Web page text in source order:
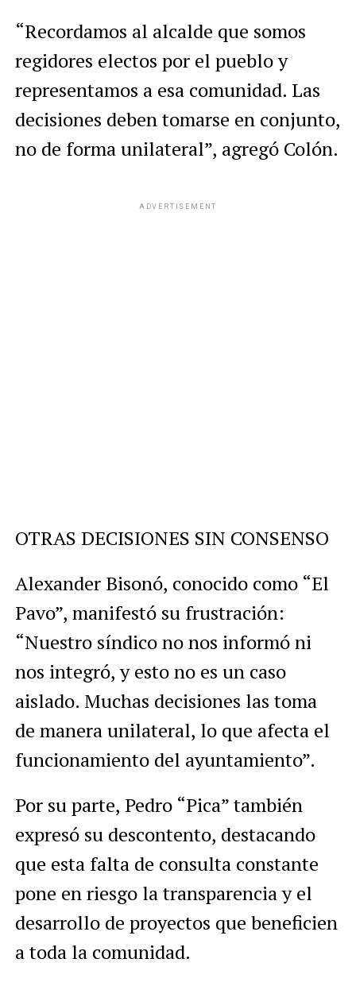
“Recordamos al alcalde que somos
regidores electos por el pueblo y
representamos a esa comunidad. Las
decisiones deben tomarse en conjunto,
no de forma unilateral”, agregó Colón.
ADVERTISEMENT
OTRAS DECISIONES SIN CONSENSO
Alexander Bisonó, conocido como “El
Pavo”, manifestó su frustración:
“Nuestro síndico no nos informó ni
nos integró, y esto no es un caso
aislado. Muchas decisiones las toma
de manera unilateral, lo que afecta el
funcionamiento del ayuntamiento”.
Por su parte, Pedro “Pica” también
expresó su descontento, destacando
que esta falta de consulta constante
pone en riesgo la transparencia y el
desarrollo de proyectos que beneficien
a toda la comunidad.